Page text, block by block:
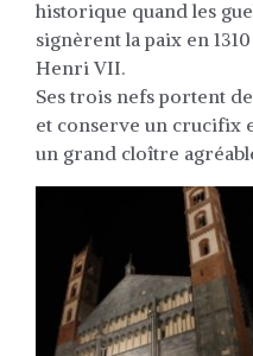
historique quand les
signèrent la paix en
Henri VII.
Ses trois nefs portent
et conserve un crucifix
un grand cloître